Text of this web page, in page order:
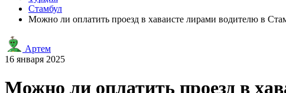
Стамбул
Можно ли оплатить проезд в хаваисте лирами водителю в
Артем
16 января 2025
Можно ли оплатить проезд в